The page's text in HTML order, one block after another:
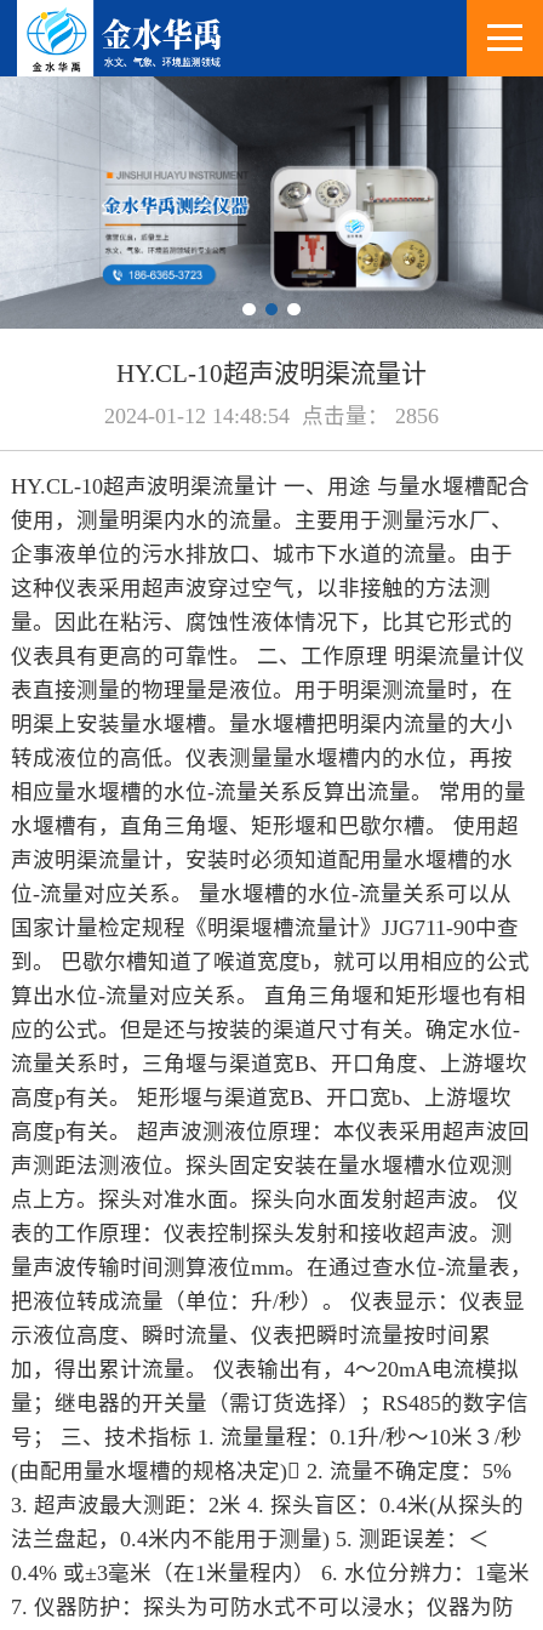
HY.CL-10超声波明渠流量计
2024-01-12 14:48:54 点击量： 2856
HY.CL-10超声波明渠流量计 一、用途 与量水堰槽配合
使用，测量明渠内水的流量。主要用于测量污水厂、
企事液单位的污水排放口、城市下水道的流量。由于
这种仪表采用超声波穿过空气，以非接触的方法测
量。因此在粘污、腐蚀性液体情况下，比其它形式的
仪表具有更高的可靠性。 二、工作原理 明渠流量计仪
表直接测量的物理量是液位。用于明渠测流量时，在
明渠上安装量水堰槽。量水堰槽把明渠内流量的大小
转成液位的高低。仪表测量量水堰槽内的水位，再按
相应量水堰槽的水位-流量关系反算出流量。 常用的量
水堰槽有，直角三角堰、矩形堰和巴歇尔槽。 使用超
声波明渠流量计，安装时必须知道配用量水堰槽的水
位-流量对应关系。 量水堰槽的水位-流量关系可以从
国家计量检定规程《明渠堰槽流量计》JJG711-90中查
到。 巴歇尔槽知道了喉道宽度b，就可以用相应的公式
算出水位-流量对应关系。 直角三角堰和矩形堰也有相
应的公式。但是还与按装的渠道尺寸有关。确定水位-
流量关系时，三角堰与渠道宽B、开口角度、上游堰坎
高度p有关。 矩形堰与渠道宽B、开口宽b、上游堰坎
高度p有关。 超声波测液位原理：本仪表采用超声波回
声测距法测液位。探头固定安装在量水堰槽水位观测
点上方。探头对准水面。探头向水面发射超声波。 仪
表的工作原理：仪表控制探头发射和接收超声波。测
量声波传输时间测算液位mm。在通过查水位-流量表，
把液位转成流量（单位：升/秒）。 仪表显示：仪表显
示液位高度、瞬时流量、仪表把瞬时流量按时间累
加，得出累计流量。 仪表输出有，4～20mA电流模拟
量；继电器的开关量（需订货选择）；RS485的数字信
号； 三、技术指标 1. 流量量程：0.1升/秒～10米３/秒
(由配用量水堰槽的规格决定) 2. 流量不确定度：5%
3. 超声波最大测距：2米 4. 探头盲区：0.4米(从探头的
法兰盘起，0.4米内不能用于测量) 5. 测距误差：＜
0.4% 或±3毫米（在1米量程内） 6. 水位分辨力：1毫米
7. 仪器防护：探头为可防水式不可以浸水；仪器为防